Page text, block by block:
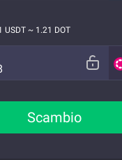
USDT ~ 1.21 DOT
Scambio